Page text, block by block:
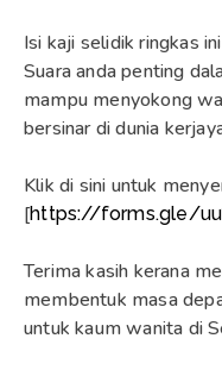
Isi kaji selidik ringkas
Suara anda penting
mampu menyokong
bersinar di dunia
Klik di sini untuk
[https://forms.gle/
Terima kasih kerana
membentuk masa
untuk kaum wanita di